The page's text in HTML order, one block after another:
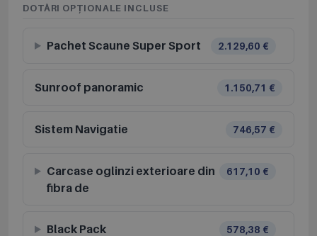
DOTĂRI OPȚIONALE INCLUSE
Pachet Scaune Super Sport 2.129,60 €
Sunroof panoramic 1.150,71 €
Sistem Navigatie 746,57 €
Carcase oglinzi exterioare din
fibra de
617,10 €
Black Pack 578,38 €